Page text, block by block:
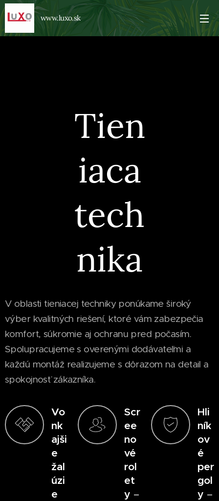
www.luxo.sk
Tien
iaca
tech
nika
V oblasti tieniacej techniky ponúkame široký
výber kvalitných riešení, ktoré vám zabezpečia
komfort, súkromie aj ochranu pred počasím.
Spolupracujeme s overenými dodávateľmi a
každú montáž realizujeme s dôrazom na detail a
spokojnosť zákazníka.
Vo
nk
ajši
e
žal
úzi
e
Scr
ee
no
vé
rol
et
y –
Hli
ník
ov
é
per
gol
y –